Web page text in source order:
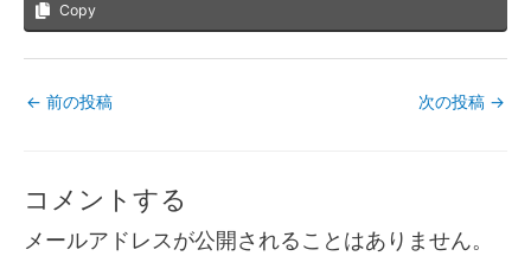
Copy
← 前の投稿 次の投稿 →
コメントする
メールアドレスが公開されることはありません。